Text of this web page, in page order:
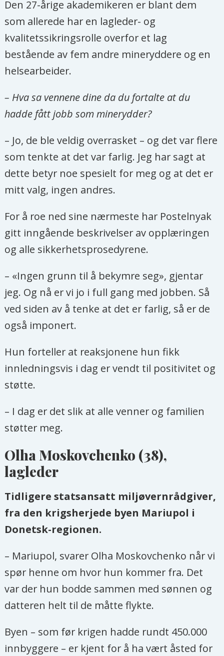
Minerydding i mine-forurenset
område, en tidkrevende prosess
med minelag som avmerker
udetonerte miner og
ammunisjon. Deretter detonasjon
utført av et statlig organ).
(friskmelding) av området og
tilbakeføring til ordinær sivil bruk.
Den 27-årige akademikeren er blant dem
som allerede har en lagleder- og
kvalitetssikringsrolle overfor et lag
bestående av fem andre mineryddere og en
helsearbeider.
– Hva sa vennene dine da du fortalte at du
hadde fått jobb som minerydder?
– Jo, de ble veldig overrasket – og det var flere
som tenkte at det var farlig. Jeg har sagt at
dette betyr noe spesielt for meg og at det er
mitt valg, ingen andres.
For å roe ned sine nærmeste har Postelnyak
gitt inngående beskrivelser av opplæringen
og alle sikkerhetsprosedyrene.
– «Ingen grunn til å bekymre seg», gjentar
jeg. Og nå er vi jo i full gang med jobben. Så
ved siden av å tenke at det er farlig, så er de
også imponert.
Hun forteller at reaksjonene hun fikk
innledningsvis i dag er vendt til positivitet og
støtte.
– I dag er det slik at alle venner og familien
støtter meg.
Olha Moskovchenko (38),
lagleder
Tidligere statsansatt miljøvernrådgiver,
fra den krigsherjede byen Mariupol i
Donetsk-regionen.
– Mariupol, svarer Olha Moskovchenko når vi
spør henne om hvor hun kommer fra. Det
var der hun bodde sammen med sønnen og
datteren helt til de måtte flykte.
Byen – som før krigen hadde rundt 450.000
innbyggere – er kjent for å ha vært åsted for